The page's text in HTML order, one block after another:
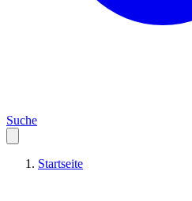
Suche
Startseite